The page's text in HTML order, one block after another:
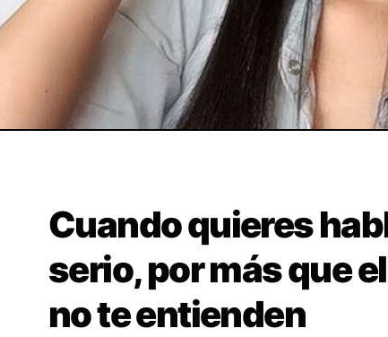
Cuando quieres
serio, por más que
no te entienden